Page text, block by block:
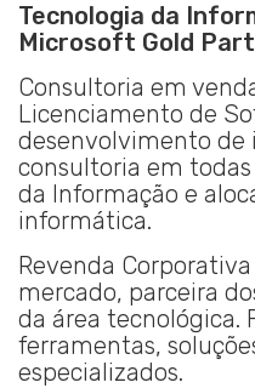
Tecnologia da
Microsoft Gold
Consultoria em
Licenciamento de
desenvolvimento de
consultoria em todas
da Informação e
informática.
Revenda
mercado, parceira
da área tecnológica.
ferramentas,
especializados.